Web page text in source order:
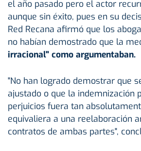
el año pasado pero el actor
aunque sin éxito, pues en su
Red Recana afirmó que los
no habían demostrado que la
irracional" como argumentaban.
"No han logrado demostrar que
ajustado o que la indemnización
perjuicios fuera tan
equivaliera a una reelaboración
contratos de ambas partes",